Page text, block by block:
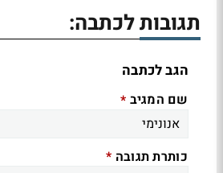
תגובות לכתבה:
הגב לכתבה
שם המגיב *
כותרת תגובה *